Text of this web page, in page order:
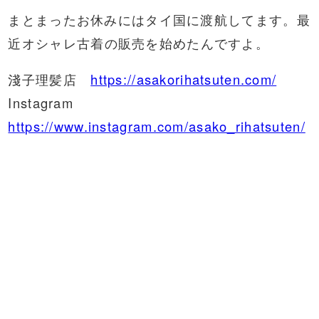
まとまったお休みにはタイ国に渡航してます。最
近オシャレ古着の販売を始めたんですよ。
淺子理髪店 https://asakorihatsuten.com/
Instagram
https://www.instagram.com/asako_rihatsuten/